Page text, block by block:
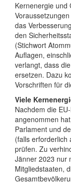
Kernenergie und
das
den
(Stichwort
Auflagen,
verlangt, dass
ersetzen. Dazu
Vorschriften für
Viele
Nachdem die
angenommen
Parlament und
(falls erforderlich
prüfen. Zu
Jänner 2023 nur
Mitgliedstaaten,